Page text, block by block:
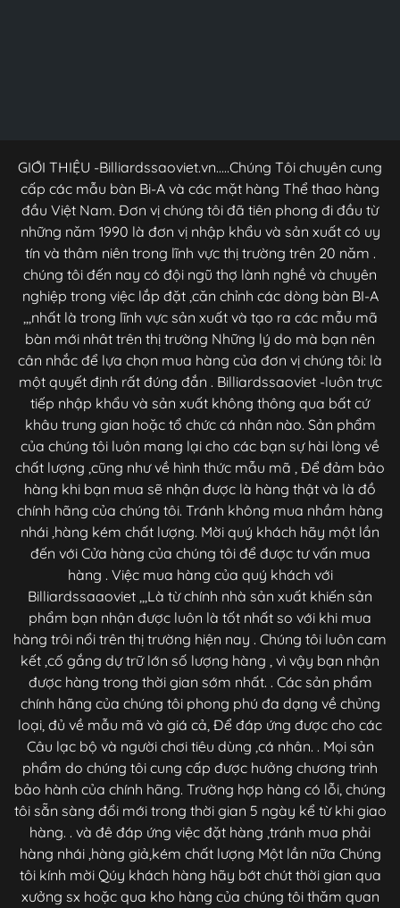
GIỚI THIỆU -Billiardssaoviet.vn.....Chúng Tôi chuyên cung
cấp các mẫu bàn Bi-A và các mặt hàng Thể thao hàng
đầu Việt Nam. Đơn vị chúng tôi đã tiên phong đi đầu từ
những năm 1990 là đơn vị nhập khẩu và sản xuất có uy
tín và thâm niên trong lĩnh vực thị trường trên 20 năm .
chúng tôi đến nay có đội ngũ thợ lành nghề và chuyên
nghiệp trong việc lắp đặt ,căn chỉnh các dòng bàn BI-A
,,,nhất là trong lĩnh vực sản xuất và tạo ra các mẫu mã
bàn mới nhât trên thị trường Những lý do mà bạn nên
cân nhắc để lựa chọn mua hàng của đơn vị chúng tôi: là
một quyết định rất đúng đắn . Billiardssaoviet -luôn trực
tiếp nhập khẩu và sản xuất không thông qua bất cứ
khâu trung gian hoặc tổ chức cá nhân nào. Sản phẩm
của chúng tôi luôn mang lại cho các bạn sự hài lòng về
chất lượng ,cũng như về hình thức mẫu mã , Để đảm bảo
hàng khi bạn mua sẽ nhận được là hàng thật và là đồ
chính hãng của chúng tôi. Tránh không mua nhầm hàng
nhái ,hàng kém chất lượng. Mời quý khách hãy một lần
đến với Cửa hàng của chúng tôi để được tư vấn mua
hàng . Việc mua hàng của quý khách với
Billiardssaaoviet ,,,Là từ chính nhà sản xuất khiến sản
phẩm bạn nhận được luôn là tốt nhất so với khi mua
hàng trôi nổi trên thị trường hiện nay . Chúng tôi luôn cam
kết ,cố gắng dự trữ lớn số lượng hàng , vì vậy bạn nhận
được hàng trong thời gian sớm nhất. . Các sản phẩm
chính hãng của chúng tôi phong phú đa dạng về chủng
loại, đủ về mẫu mã và giá cả, Để đáp ứng được cho các
Câu lạc bộ và người chơi tiêu dùng ,cá nhân. . Mọi sản
phẩm do chúng tôi cung cấp được hưởng chương trình
bảo hành của chính hãng. Trường hợp hàng có lỗi, chúng
tôi sẵn sàng đổi mới trong thời gian 5 ngày kể từ khi giao
hàng. . và đê đáp ứng việc đặt hàng ,tránh mua phải
hàng nhái ,hàng giả,kém chất lượng Một lần nữa Chúng
tôi kính mời Qúy khách hàng hãy bớt chút thời gian qua
xưởng sx hoặc qua kho hàng của chúng tôi thăm quan